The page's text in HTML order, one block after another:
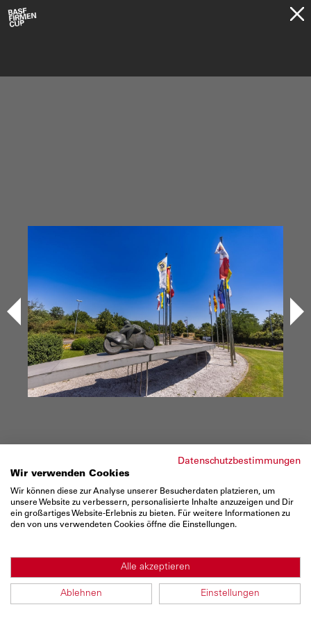
<
1 / 149
Impressionen vom BASF FIRMENCUP 2023
Datenschutzbestimmungen
Wir verwenden Cookies
Wir können diese zur Analyse unserer Besucherdaten platzieren, um
unsere Website zu verbessern, personalisierte Inhalte anzuzeigen und Dir
ein großartiges Website-Erlebnis zu bieten. Für weitere Informationen zu
den von uns verwendeten Cookies öffne die Einstellungen.
Alle akzeptieren
Ablehnen Einstellungen